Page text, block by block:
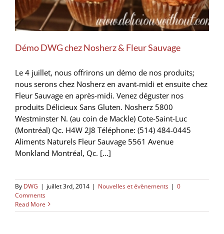
Démo DWG chez Nosherz & Fleur Sauvage
Le 4 juillet, nous offrirons un démo de nos produits;
nous serons chez Nosherz en avant-midi et ensuite chez
Fleur Sauvage en après-midi. Venez déguster nos
produits Délicieux Sans Gluten. Nosherz 5800
Westminster N. (au coin de Mackle) Cote-Saint-Luc
(Montréal) Qc. H4W 2J8 Téléphone: (514) 484-0445
Aliments Naturels Fleur Sauvage 5561 Avenue
Monkland Montréal, Qc. [...]
By DWG | juillet 3rd, 2014 | Nouvelles et évènements | 0
Comments
Read More